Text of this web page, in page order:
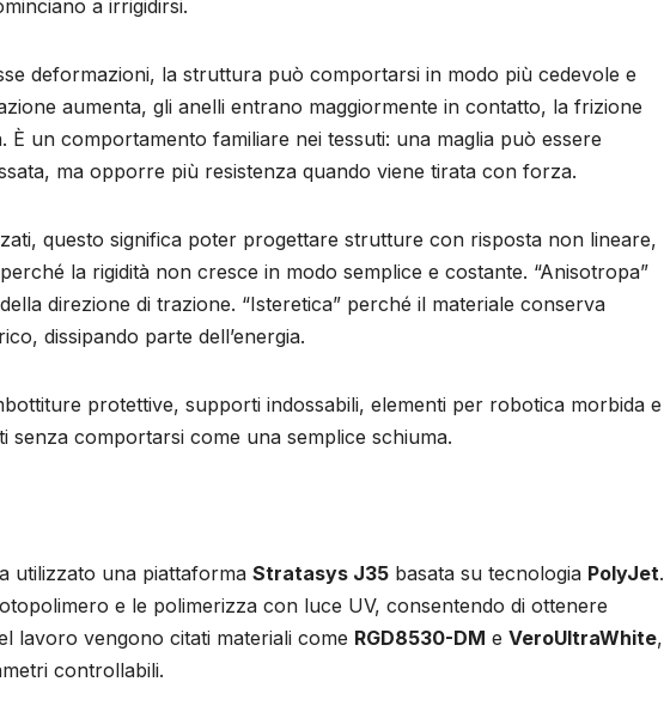
a irrigidirsi.
deformazioni, la struttura può comportarsi in modo più cedevole e
aumenta, gli anelli entrano maggiormente in contatto, la frizione
un comportamento familiare nei tessuti: una maglia può essere
ma opporre più resistenza quando viene tirata con forza.
questo significa poter progettare strutture con risposta non lineare,
la rigidità non cresce in modo semplice e costante. “Anisotropa”
direzione di trazione. “Isteretica” perché il materiale conserva
dissipando parte dell’energia.
protettive, supporti indossabili, elementi per robotica morbida e
comportarsi come una semplice schiuma.
utilizzato una piattaforma Stratasys J35 basata su tecnologia PolyJet.
e le polimerizza con luce UV, consentendo di ottenere
lavoro vengono citati materiali come RGD8530-DM e VeroUltraWhite,
controllabili.